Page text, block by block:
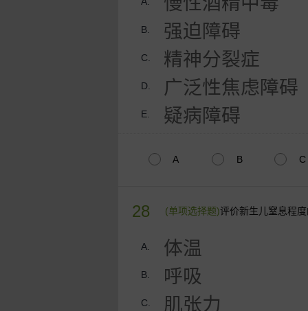
B. 强迫障碍
C. 精神分裂症
D. 广泛性焦虑障碍
E. 疑病障碍
A B C
28 (单项选择题)评价新生儿窒息程
A. 体温
B. 呼吸
C. 肌张力